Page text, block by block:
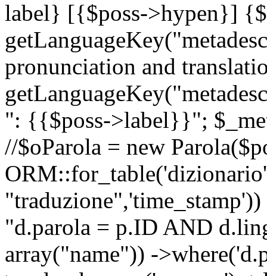
label} [{$poss->hypen}]
pronunciation and
": {{$poss->label}}";
//$oParola = new
"d.parola = p.ID AND
array("name")) -